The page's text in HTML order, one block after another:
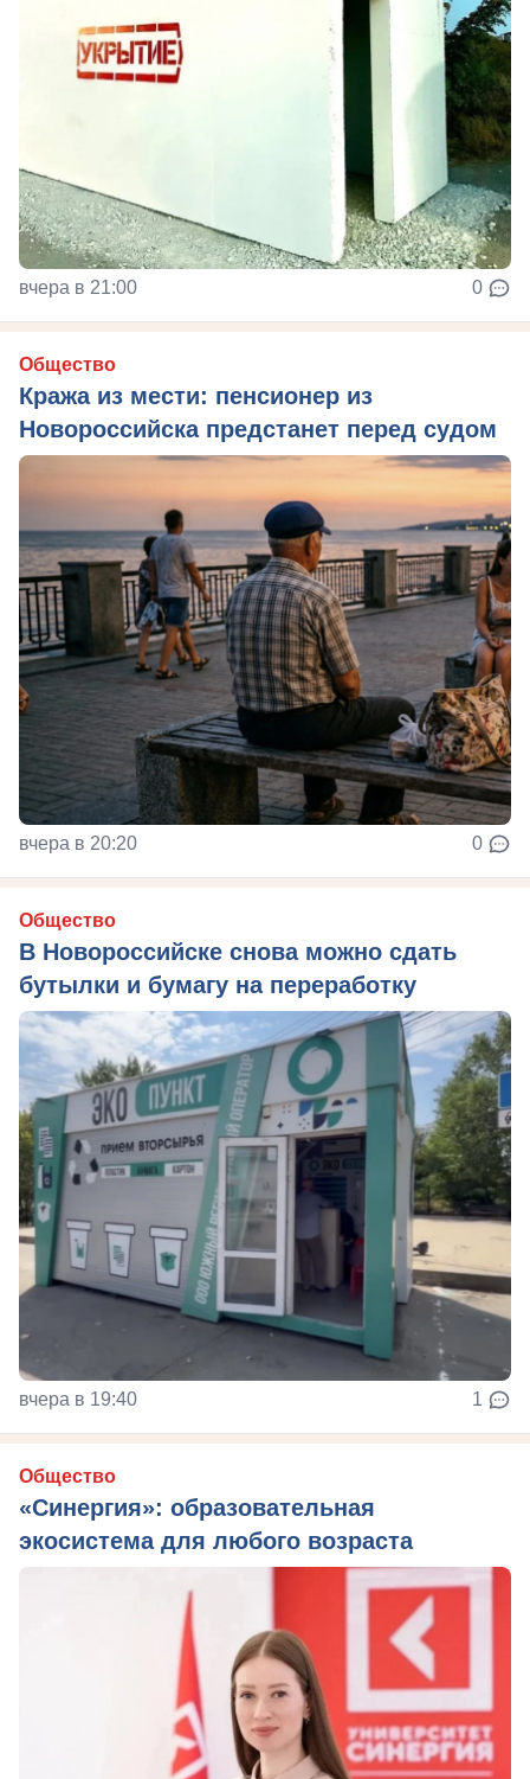
вчера в 21:00 0
Общество
Кража из мести: пенсионер из
Новороссийска предстанет перед судом
вчера в 20:20 0
Общество
В Новороссийске снова можно сдать
бутылки и бумагу на переработку
вчера в 19:40 1
Общество
«Синергия»: образовательная
экосистема для любого возраста